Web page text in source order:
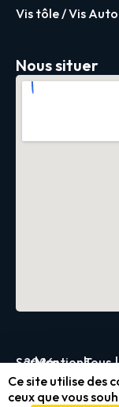
Vis tôle / Vis
Nous situer
Servica
2026
|Mentions
légales
|Tous
droits
|
Ce site utilise des
ceux que vous